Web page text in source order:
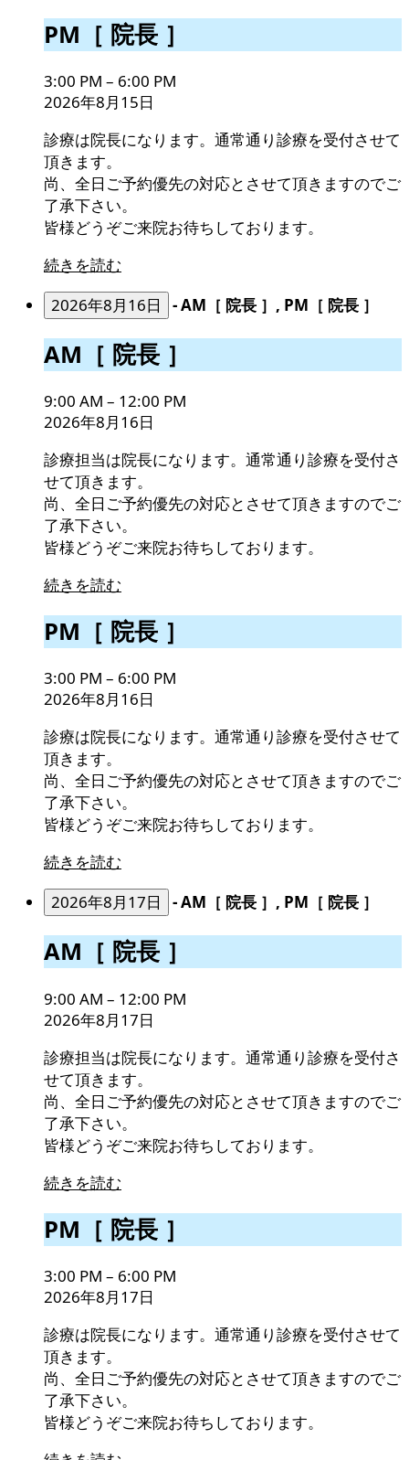
PM［
院
長
］
PM［ 院長 ］
3:00 PM – 6:00 PM
2026年8月15日
診療は院長になります。通常通り診療を受付させて
頂きます。
尚、全日ご予約優先の対応とさせて頂きますのでご
了承下さい。
皆様どうぞご来院お待ちしております。
続きを読む
2026年8月16日
-AM［ 院長 ］, PM［ 院長 ］
AM［
院
長
］
AM［ 院長 ］
9:00 AM – 12:00 PM
2026年8月16日
診療担当は院長になります。通常通り診療を受付さ
せて頂きます。
尚、全日ご予約優先の対応とさせて頂きますのでご
了承下さい。
皆様どうぞご来院お待ちしております。
続きを読む
PM［
院
長
］
PM［ 院長 ］
3:00 PM – 6:00 PM
2026年8月16日
診療は院長になります。通常通り診療を受付させて
頂きます。
尚、全日ご予約優先の対応とさせて頂きますのでご
了承下さい。
皆様どうぞご来院お待ちしております。
続きを読む
2026年8月17日
-AM［ 院長 ］, PM［ 院長 ］
AM［
院
長
］
AM［ 院長 ］
9:00 AM – 12:00 PM
2026年8月17日
診療担当は院長になります。通常通り診療を受付さ
せて頂きます。
尚、全日ご予約優先の対応とさせて頂きますのでご
了承下さい。
皆様どうぞご来院お待ちしております。
続きを読む
PM［
院
長
］
PM［ 院長 ］
3:00 PM – 6:00 PM
2026年8月17日
診療は院長になります。通常通り診療を受付させて
頂きます。
尚、全日ご予約優先の対応とさせて頂きますのでご
了承下さい。
皆様どうぞご来院お待ちしております。